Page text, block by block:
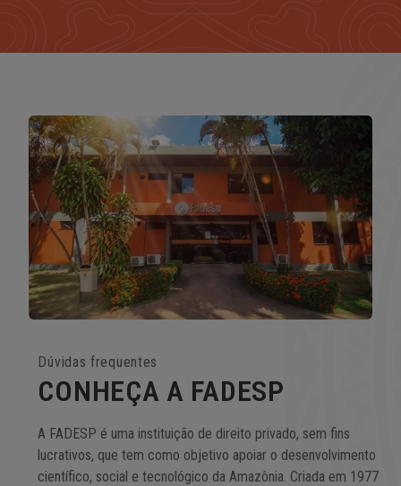
Dúvidas frequentes
CONHEÇA A FADESP​
A FADESP é uma instituição de direito privado, sem fins
lucrativos, que tem como objetivo apoiar o desenvolvimento
científico, social e tecnológico da Amazônia. Criada em 1977